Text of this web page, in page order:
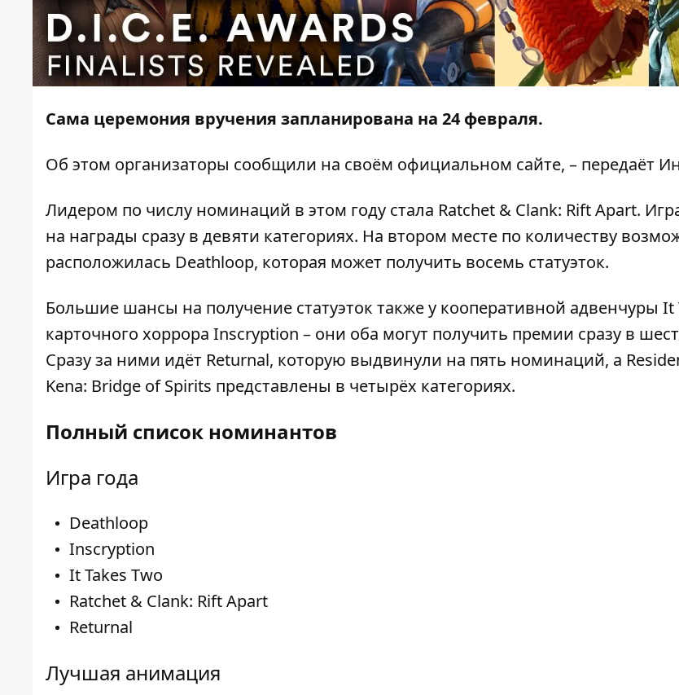
Сама церемония вручения запланирована на 24 февраля.
Об этом организаторы сообщили на своём официальном сайте, – передаёт
Лидером по числу номинаций в этом году стала Ratchet & Clank: Rift Apart.
на награды сразу в девяти категориях. На втором месте по количеству
расположилась Deathloop, которая может получить восемь статуэток.
Большие шансы на получение статуэток также у кооперативной адвенчуры It
карточного хоррора Inscryption – они оба могут получить премии сразу в
Сразу за ними идёт Returnal, которую выдвинули на пять номинаций, а
Kena: Bridge of Spirits представлены в четырёх категориях.
Полный список номинантов
Игра года
Deathloop
Inscryption
It Takes Two
Ratchet & Clank: Rift Apart
Returnal
Лучшая анимация